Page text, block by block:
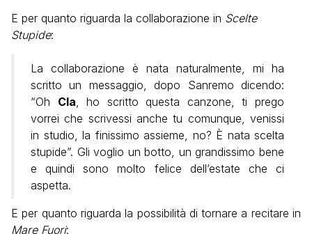
E per quanto riguarda la collaborazione in Scelte
Stupide:
La collaborazione è nata naturalmente, mi ha
scritto un messaggio, dopo Sanremo dicendo:
“Oh Cla , ho scritto questa canzone, ti prego
vorrei che scrivessi anche tu comunque, venissi
in studio, la finissimo assieme, no? È nata scelta
stupide”. Gli voglio un botto, un grandissimo bene
e quindi sono molto felice dell’estate che ci
aspetta.
E per quanto riguarda la possibilità di tornare a recitare in
Mare Fuori: